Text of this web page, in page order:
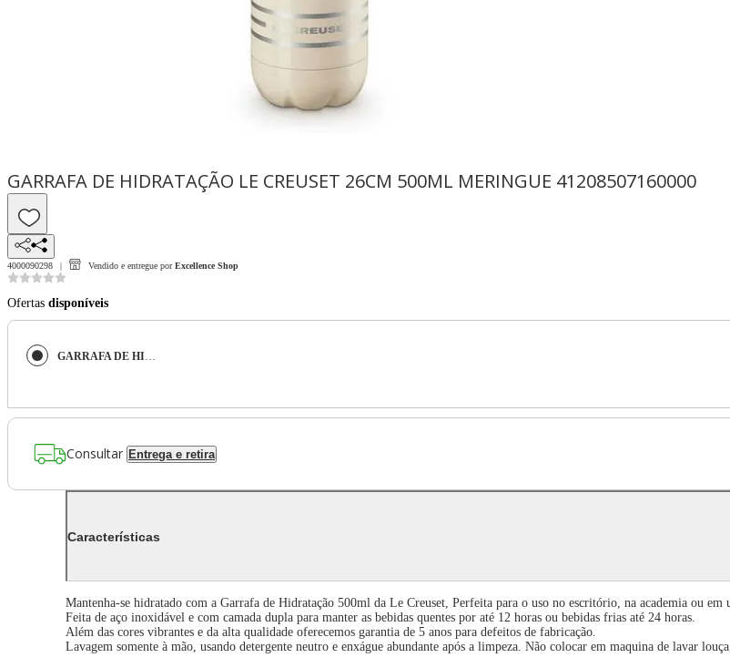
GARRAFA DE HIDRATAÇÃO LE CREUSET 26CM 500ML MERINGUE 41208507160000
4000090298 Vendido e entregue por Excellence Shop
Ofertas disponíveis
GARRAFA DE HIDRATAÇÃO LE CREUSET 26CM 500ML MERINGUE 41208507160000
Consultar Entrega e retira
Características
Mantenha-se hidratado com a Garrafa de Hidratação 500ml da Le Creuset, Perfeita para o uso no escritório, na academia ou em
Feita de aço inoxidável e com camada dupla para manter as bebidas quentes por até 12 horas ou bebidas frias até 24 horas.
Além das cores vibrantes e da alta qualidade oferecemos garantia de 5 anos para defeitos de fabricação.
Lavagem somente à mão, usando detergente neutro e enxágue abundante após a limpeza. Não colocar em maquina de lavar